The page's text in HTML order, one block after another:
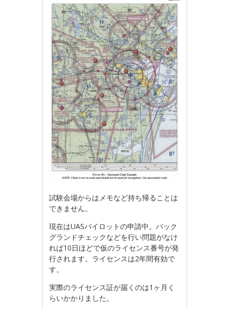
試験会場からはメモなど持ち帰ることは
できません。
現在はUASパイロットの申請中。バック
グランドチェックなどを行い問題がなけ
れば10日ほどで仮のライセンス番号が発
行されます。ライセンスは2年間有効で
す。
実際のライセンス証が届くのは1ヶ月く
らいかかりました。